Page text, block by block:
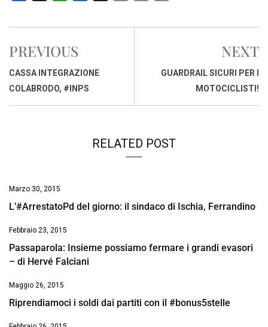
c
b
o
o
a
s
A
p
n
d
I
r
a
p
i
PREVIOUS
CASSA INTEGRAZIONE
COLABRODO, #INPS
NEXT
GUARDRAIL SICURI PER I
MOTOCICLISTI!
RELATED POST
Marzo 30, 2015
L’#ArrestatoPd del giorno: il sindaco di Ischia, Ferrandino
Febbraio 23, 2015
Passaparola: Insieme possiamo fermare i grandi evasori
– di Hervé Falciani
Maggio 26, 2015
Riprendiamoci i soldi dai partiti con il #bonus5stelle